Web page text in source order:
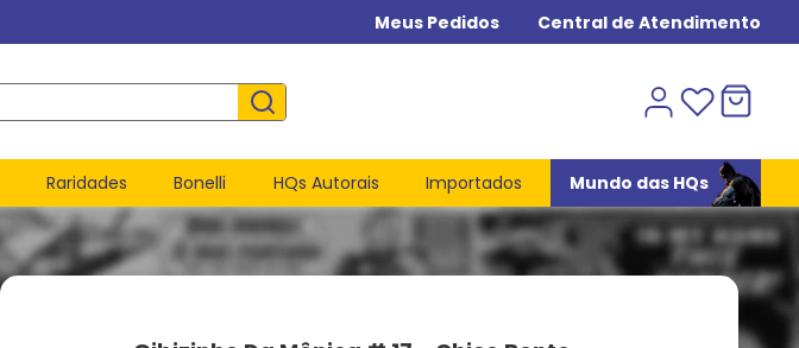
Meus Pedidos Central de Atendimento
Raridades Bonelli HQs Autorais Importados Mundo das HQs